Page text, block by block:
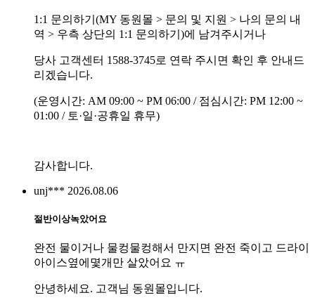
1:1 문의하기(MY 동원몰 > 문의 및 지원 > 나의 문의 내
역 > 우측 상단의 1:1 문의하기)에 남겨주시거나
당사 고객센터 1588-3745로 연락 주시면 확인 후 안내드
리겠습니다.
(운영시간: AM 09:00 ~ PM 06:00 / 점심시간: PM 12:00 ~
01:00 / 토·일·공휴일 휴무)
감사합니다.
unj*** 2026.08.06
절반이상녹았어요
완전 물이거나 물컹물컹해서 만지면 완전 죽이고 드라이
아이스옆에몇개만 살았어요 ㅠ
안녕하세요. 고객님 동원몰입니다.